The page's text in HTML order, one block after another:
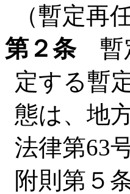
（暫定再
第２条暫
定する暫
態は、地
法律第63
附則第５